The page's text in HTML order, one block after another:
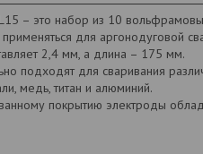
– это набор из 10
для аргонодуговой
2,4 мм, а длина – 175 мм.
подходят для сваривания
медь, титан и алюминий.
покрытию электроды